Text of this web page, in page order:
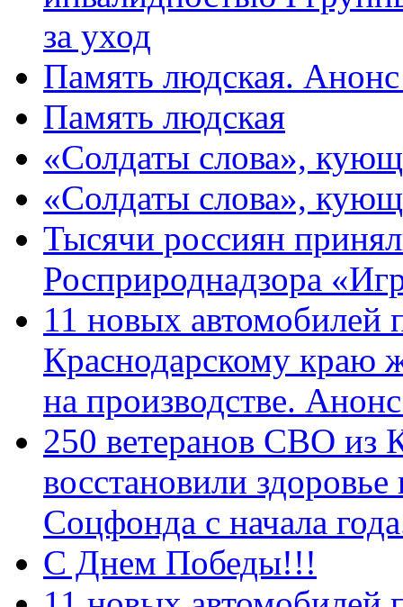
за уход
Память людская.
Память людская
«Солдаты слова»,
«Солдаты слова»,
Тысячи россиян
Росприроднадзора
11 новых автомобилей
Краснодарскому краю
на производстве.
250 ветеранов СВО из
восстановили
Соцфонда с начала
С Днем Победы!!!